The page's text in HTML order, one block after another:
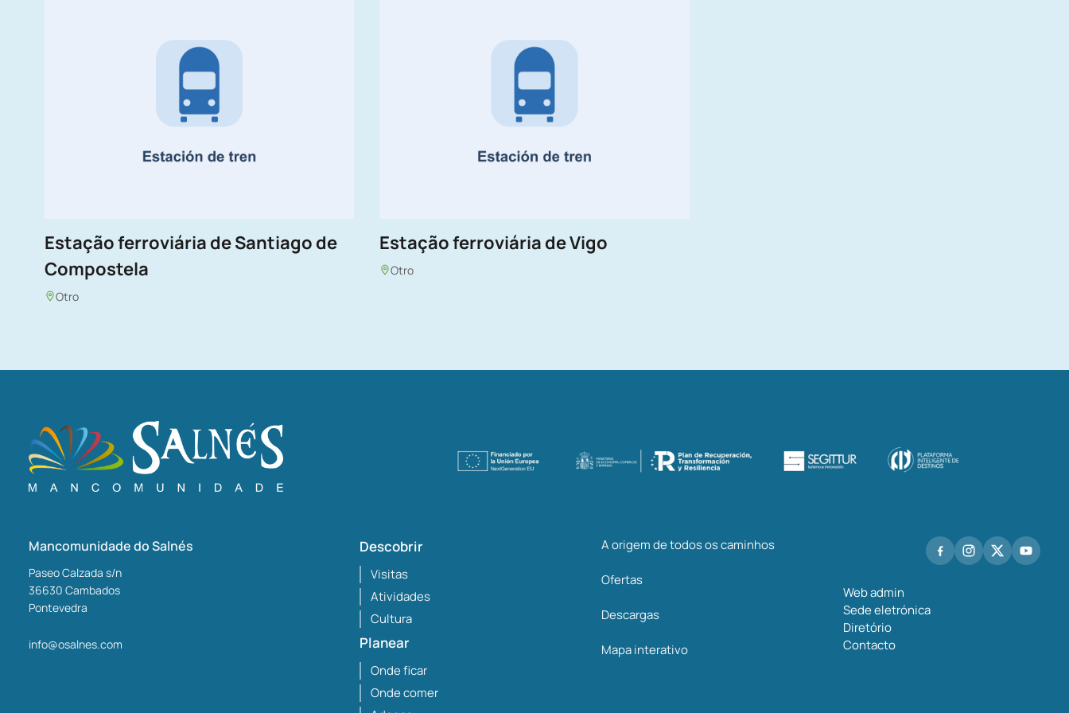
Estação ferroviária de Santiago de
Compostela
Otro
Estação ferroviária de Vigo
Otro
Mancomunidade do Salnés
Paseo Calzada s/n
36630 Cambados
Pontevedra
info@osalnes.com
Descobrir
Visitas
Atividades
Cultura
Planear
Onde ficar
Onde comer
A origem de todos os caminhos
Ofertas
Descargas
Mapa interativo
Web admin
Sede eletrónica
Diretório
Contacto